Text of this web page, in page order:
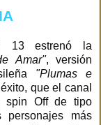
13 estrenó la
Amar", versión
"Plumas e
que el canal
spin Off de tipo
personajes más